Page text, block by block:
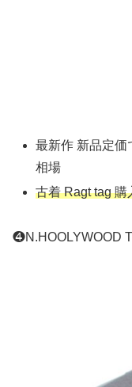
最新作 新品定価
相場
古着 Ragt tag 購
❹N.HOOLYWOOD